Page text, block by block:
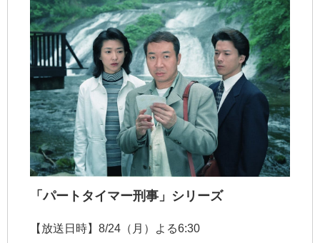
「パートタイマー刑事」シリーズ
【放送日時】8/24（月）よる6:30